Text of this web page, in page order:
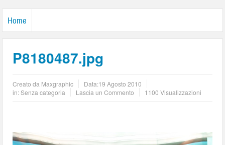
Home
P8180487.jpg
Creato da Maxgraphic Data:19 Agosto 2010
in: Senza categoria
Lascia un Commento 1100 Visualizzazioni